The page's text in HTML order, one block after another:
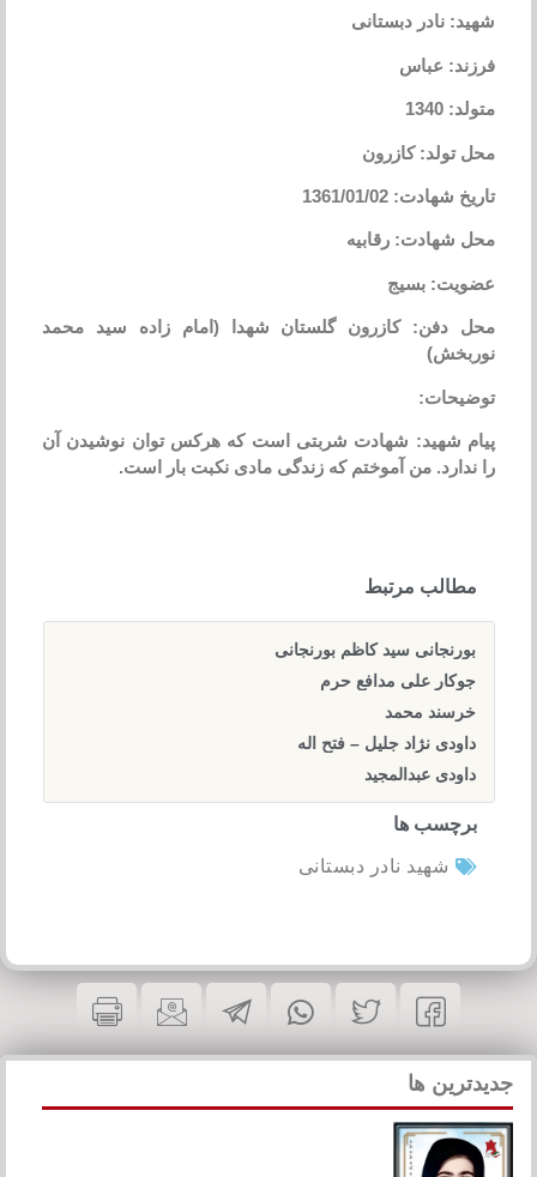
شهید: نادر دبستانی
فرزند: عباس
متولد: 1340
محل تولد: کازرون
تاریخ شهادت: 1361/01/02
محل شهادت: رقابیه
عضویت: بسیج
محل دفن: کازرون گلستان شهدا (امام زاده سید محمد
نوربخش)
توضیحات:
پیام شهید: شهادت شربتی است که هرکس توان نوشیدن آن
را ندارد. من آموختم که زندگی مادی نکبت بار است.
مطالب مرتبط
بورنجانی سید کاظم بورنجانی
جوکار علی مدافع حرم
خرسند محمد
داودی نژاد جلیل – فتح اله
داودی عبدالمجید
برچسب ها
شهید نادر دبستانی
جدیدترین ها